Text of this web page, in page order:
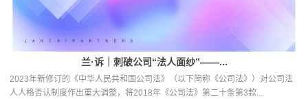
兰·诉｜刺破公司“法人面纱”——...
2023年新修订的《中华人民共和国公司法》（以下简称《公司法》）对公司法
人人格否认制度作出重大调整，将2018年《公司法》第二十条第3款...